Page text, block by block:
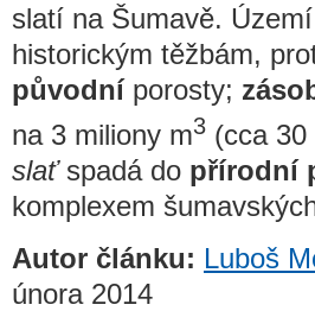
slatí na Šumavě.
historickým těžbám,
původníporosty;
na 3 miliony m3 (cca 30
slaťspadá do přírodní
komplexem
Autor článku: Luboš
února 2014